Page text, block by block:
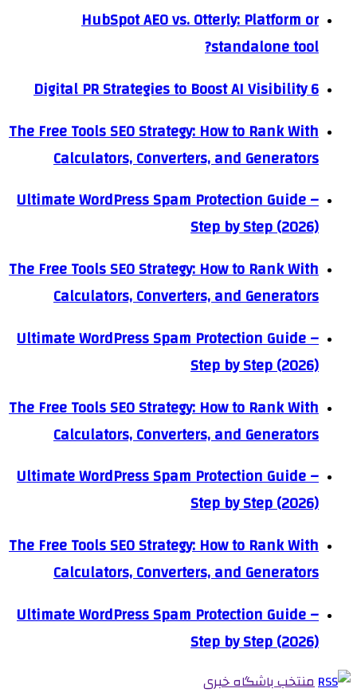
HubSpot AEO vs. Otterly: Platform or
standalone tool?
6 Digital PR Strategies to Boost AI Visibility
The Free Tools SEO Strategy: How to Rank With
Calculators, Converters, and Generators
Ultimate WordPress Spam Protection Guide –
Step by Step (2026)
The Free Tools SEO Strategy: How to Rank With
Calculators, Converters, and Generators
Ultimate WordPress Spam Protection Guide –
Step by Step (2026)
The Free Tools SEO Strategy: How to Rank With
Calculators, Converters, and Generators
Ultimate WordPress Spam Protection Guide –
Step by Step (2026)
The Free Tools SEO Strategy: How to Rank With
Calculators, Converters, and Generators
Ultimate WordPress Spam Protection Guide –
Step by Step (2026)
منتخب باشگاه خبری